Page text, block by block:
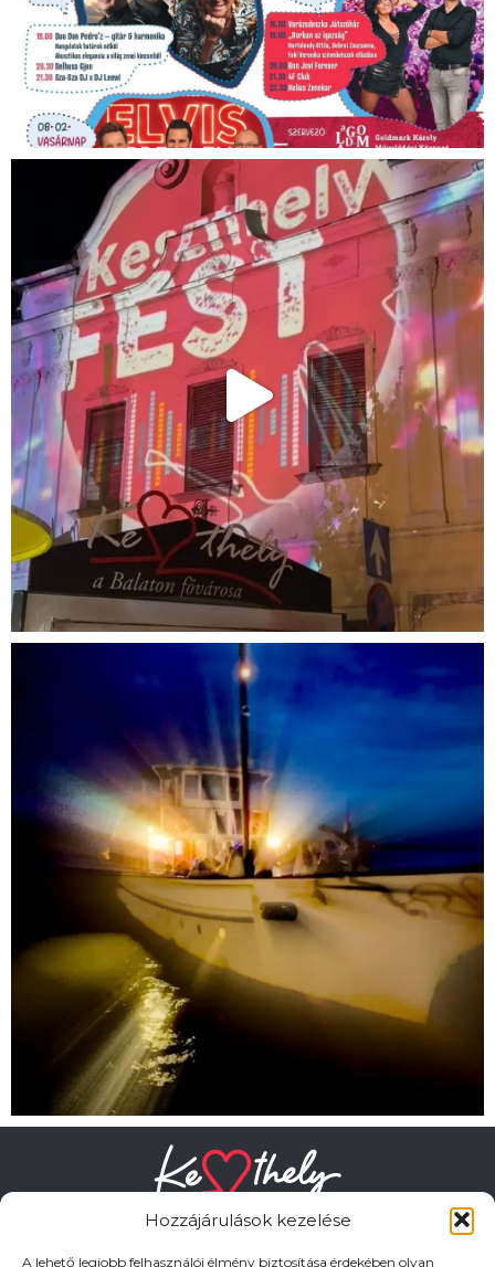
Hozzájárulások kezelése
A lehető legjobb felhasználói élmény biztosítása érdekében olyan